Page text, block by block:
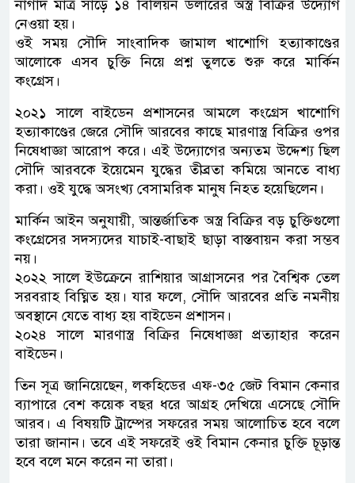
নাগাদ মাত্র সাড়ে ১৪ বিলিয়ন ডলারের অস্ত্র বিক্রির উদ্যোগ
নেওয়া হয়।
ওই সময় সৌদি সাংবাদিক জামাল খাশোগি হত্যাকাণ্ডের
আলোকে এসব চুক্তি নিয়ে প্রশ্ন তুলতে শুরু করে মার্কিন
কংগ্রেস।
২০২১ সালে বাইডেন প্রশাসনের আমলে কংগ্রেস খাশোগি
হত্যাকাণ্ডের জেরে সৌদি আরবের কাছে মারণাস্ত্র বিক্রির ওপর
নিষেধাজ্ঞা আরোপ করে। এই উদ্যোগের অন্যতম উদ্দেশ্য ছিল
সৌদি আরবকে ইয়েমেন যুদ্ধের তীব্রতা কমিয়ে আনতে বাধ্য
করা। ওই যুদ্ধে অসংখ্য বেসামরিক মানুষ নিহত হয়েছিলেন।
মার্কিন আইন অনুযায়ী, আন্তর্জাতিক অস্ত্র বিক্রির বড় চুক্তিগুলো
কংগ্রেসের সদস্যদের যাচাই-বাছাই ছাড়া বাস্তবায়ন করা সম্ভব
নয়।
২০২২ সালে ইউক্রেনে রাশিয়ার আগ্রাসনের পর বৈশ্বিক তেল
সরবরাহ বিঘ্নিত হয়। যার ফলে, সৌদি আরবের প্রতি নমনীয়
অবস্থানে যেতে বাধ্য হয় বাইডেন প্রশাসন।
২০২৪ সালে মারণাস্ত্র বিক্রির নিষেধাজ্ঞা প্রত্যাহার করেন
বাইডেন।
তিন সূত্র জানিয়েছেন, লকহিডের এফ-৩৫ জেট বিমান কেনার
ব্যাপারে বেশ কয়েক বছর ধরে আগ্রহ দেখিয়ে এসেছে সৌদি
আরব। এ বিষয়টি ট্রাম্পের সফরের সময় আলোচিত হবে বলে
তারা জানান। তবে এই সফরেই ওই বিমান কেনার চুক্তি চূড়ান্ত
হবে বলে মনে করেন না তারা।